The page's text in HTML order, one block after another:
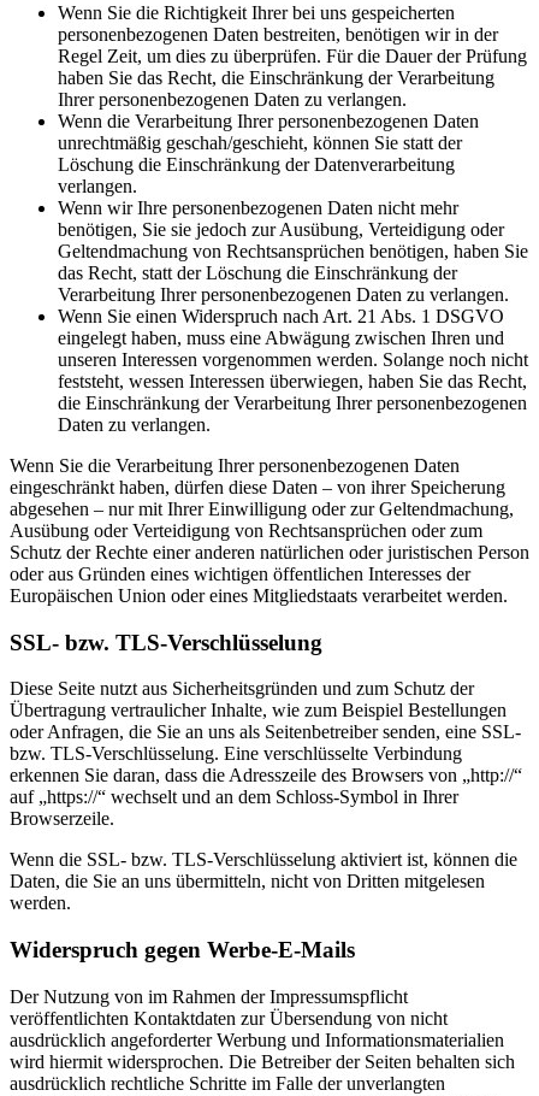
Wenn Sie die Richtigkeit Ihrer bei uns gespeicherten
personenbezogenen Daten bestreiten, benötigen wir in der
Regel Zeit, um dies zu überprüfen. Für die Dauer der Prüfung
haben Sie das Recht, die Einschränkung der Verarbeitung
Ihrer personenbezogenen Daten zu verlangen.
Wenn die Verarbeitung Ihrer personenbezogenen Daten
unrechtmäßig geschah/geschieht, können Sie statt der
Löschung die Einschränkung der Datenverarbeitung
verlangen.
Wenn wir Ihre personenbezogenen Daten nicht mehr
benötigen, Sie sie jedoch zur Ausübung, Verteidigung oder
Geltendmachung von Rechtsansprüchen benötigen, haben Sie
das Recht, statt der Löschung die Einschränkung der
Verarbeitung Ihrer personenbezogenen Daten zu verlangen.
Wenn Sie einen Widerspruch nach Art. 21 Abs. 1 DSGVO
eingelegt haben, muss eine Abwägung zwischen Ihren und
unseren Interessen vorgenommen werden. Solange noch nicht
feststeht, wessen Interessen überwiegen, haben Sie das Recht,
die Einschränkung der Verarbeitung Ihrer personenbezogenen
Daten zu verlangen.
Wenn Sie die Verarbeitung Ihrer personenbezogenen Daten
eingeschränkt haben, dürfen diese Daten – von ihrer Speicherung
abgesehen – nur mit Ihrer Einwilligung oder zur Geltendmachung,
Ausübung oder Verteidigung von Rechtsansprüchen oder zum
Schutz der Rechte einer anderen natürlichen oder juristischen Person
oder aus Gründen eines wichtigen öffentlichen Interesses der
Europäischen Union oder eines Mitgliedstaats verarbeitet werden.
SSL- bzw. TLS-Verschlüsselung
Diese Seite nutzt aus Sicherheitsgründen und zum Schutz der
Übertragung vertraulicher Inhalte, wie zum Beispiel Bestellungen
oder Anfragen, die Sie an uns als Seitenbetreiber senden, eine SSL-
bzw. TLS-Verschlüsselung. Eine verschlüsselte Verbindung
erkennen Sie daran, dass die Adresszeile des Browsers von „http://“
auf „https://“ wechselt und an dem Schloss-Symbol in Ihrer
Browserzeile.
Wenn die SSL- bzw. TLS-Verschlüsselung aktiviert ist, können die
Daten, die Sie an uns übermitteln, nicht von Dritten mitgelesen
werden.
Widerspruch gegen Werbe-E-Mails
Der Nutzung von im Rahmen der Impressumspflicht
veröffentlichten Kontaktdaten zur Übersendung von nicht
ausdrücklich angeforderter Werbung und Informationsmaterialien
wird hiermit widersprochen. Die Betreiber der Seiten behalten sich
ausdrücklich rechtliche Schritte im Falle der unverlangten